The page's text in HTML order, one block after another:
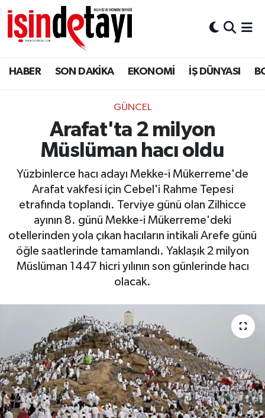
HABER SON DAKİKA EKONOMİ İŞ DÜNYASI
GÜNCEL
Arafat'ta 2 milyon
Müslüman hacı oldu
Yüzbinlerce hacı adayı Mekke-i Mükerreme'de
Arafat vakfesi için Cebel'i Rahme Tepesi
etrafında toplandı. Terviye günü olan Zilhicce
ayının 8. günü Mekke-i Mükerreme'deki
otellerinden yola çıkan hacıların intikali Arefe günü
öğle saatlerinde tamamlandı. Yaklaşık 2 milyon
Müslüman 1447 hicri yılının son günlerinde hacı
olacak.
DÜNYA
Eğitim
ENERJİ HABERİ
HABER
LOJİSTİK
MAGAZİN
SON DAKİKA
SPOR
FİNANS
Nöbetçi Eczaneler
Hava Durumu
İstanbul Namaz Vakitleri
Trafik Durumu
Tüm Manşetler
Son Dakika Haberleri
Haber Arşivi